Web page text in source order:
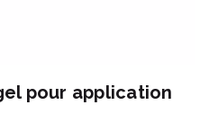
pour application